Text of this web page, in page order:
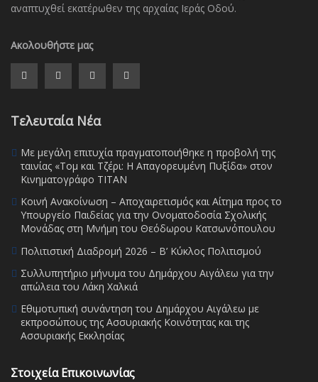
αναπτυχθεί εκατέρωθεν της αρχαίας Ιεράς Οδού.
Ακολουθήστε μας
Τελευταία Νέα
Με μεγάλη επιτυχία πραγματοποιήθηκε η προβολή της
ταινίας «Τομ και Τζέρι: Η Απαγορευμένη Πυξίδα» στον
Κινηματογράφο ΤΙΤΑΝ
Κοινή Ανακοίνωση – Αποχαιρετισμός και Αίτημα προς το
Υπουργείο Παιδείας για την Ονοματοδοσία Σχολικής
Μονάδας στη Μνήμη του Θεόδωρου Κατσωνόπουλου
Πολιτιστική Διαδρομή 2026 – Β’ Κύκλος Πολιτισμού
Συλλυπητήριο μήνυμα του Δημάρχου Αιγάλεω για την
απώλεια του Λάκη Χαλκιά
Εθιμοτυπική συνάντηση του Δημάρχου Αιγάλεω με
εκπροσώπους της Ασσυριακής Κοινότητας και της
Ασσυριακής Εκκλησίας
Στοιχεία Επικοινωνίας